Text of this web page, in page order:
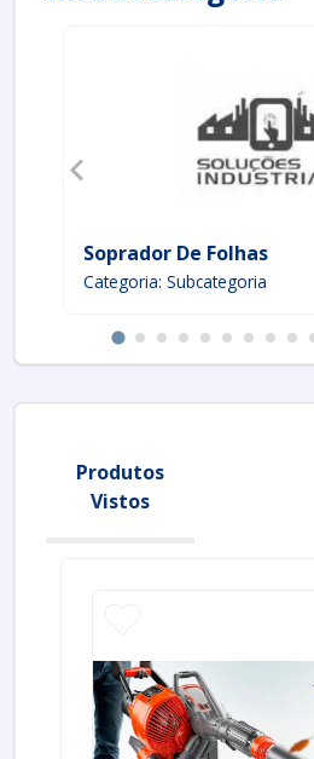
Soprador De Folhas
Categoria: Subcategoria
Produtos
Vistos